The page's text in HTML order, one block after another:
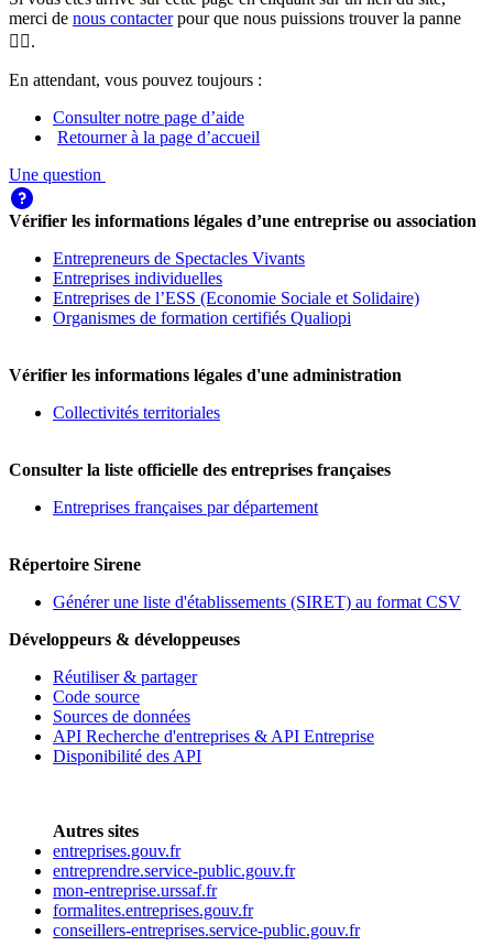
merci de nous contacterpour que nous puissions trouver la panne
🕵️‍♀️.
En attendant, vous pouvez toujours :
Consulter notre page d’aide
Retourner à la page d’accueil
Une question
Vérifier les informations légales d’une entreprise ou association
Entrepreneurs de Spectacles Vivants
Entreprises individuelles
Entreprises de l’ESS (Economie Sociale et Solidaire)
Organismes de formation certifiés Qualiopi
Vérifier les informations légales d'une administration
Collectivités territoriales
Consulter la liste officielle des entreprises françaises
Entreprises françaises par département
Répertoire Sirene
Générer une liste d'établissements (SIRET) au format CSV
Développeurs & développeuses
Réutiliser & partager
Code source
Sources de données
API Recherche d'entreprises & API Entreprise
Disponibilité des API
Autres sites
entreprises.gouv.fr
entreprendre.service-public.gouv.fr
mon-entreprise.urssaf.fr
formalites.entreprises.gouv.fr
conseillers-entreprises.service-public.gouv.fr